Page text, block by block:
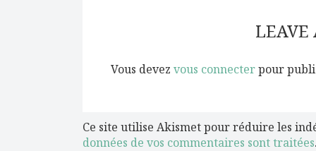
LEAVE
Vous devez vous connecterpour
Ce site utilise Akismet pour réduire les
données de vos commentaires sont traitées